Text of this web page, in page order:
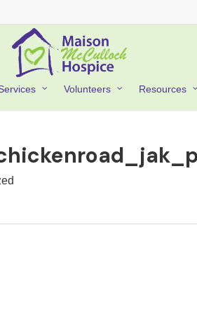
Volunteers Resources